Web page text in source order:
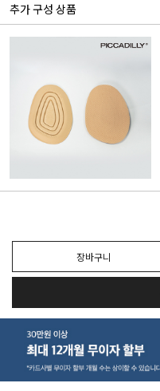
추가 구성 상품
장바구니